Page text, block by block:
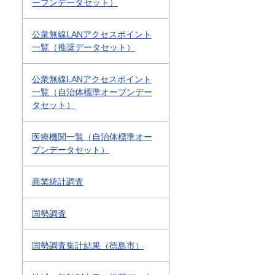
ープンデータセット）
公衆無線LANアクセスポイント
一覧（推奨データセット）
公衆無線LANアクセスポイント
一覧（自治体標準オープンデー
タセット）
医療機関一覧（自治体標準オー
プンデータセット）
商業統計調査
国勢調査
国勢調査集計結果（徳島市）